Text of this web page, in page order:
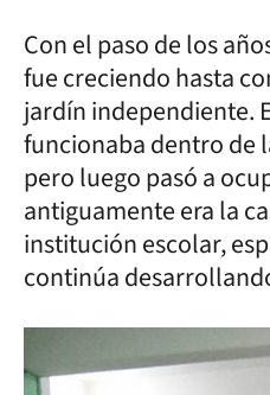
Con el paso de los
fue creciendo hasta
jardín independiente.
funcionaba dentro de
pero luego pasó a
antiguamente era la
institución escolar,
continúa